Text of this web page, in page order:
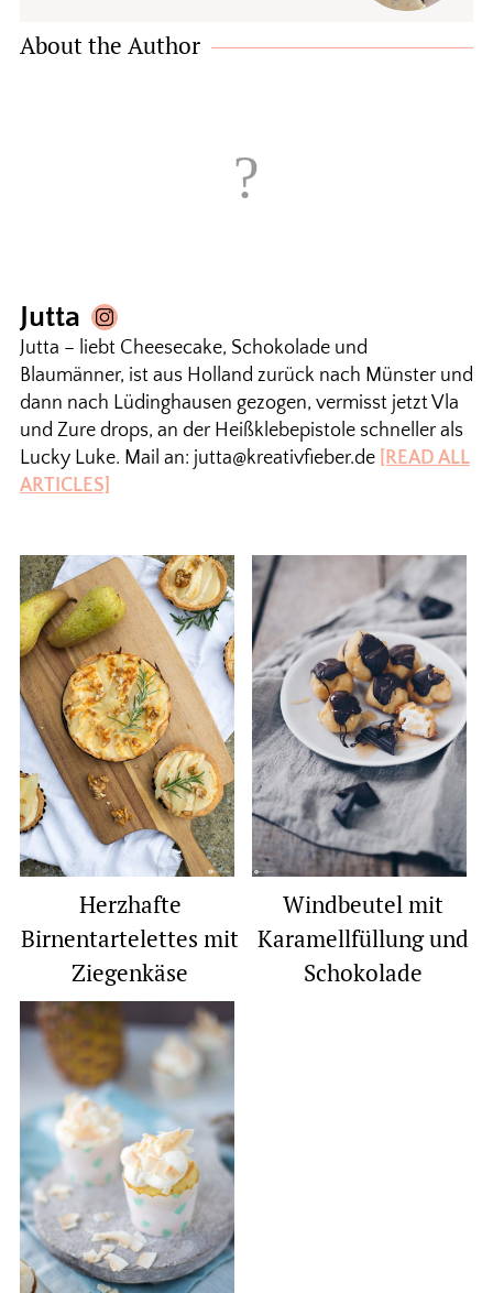
About the Author
Jutta
Jutta – liebt Cheesecake, Schokolade und
Blaumänner, ist aus Holland zurück nach Münster und
dann nach Lüdinghausen gezogen, vermisst jetzt Vla
und Zure drops, an der Heißklebepistole schneller als
Lucky Luke. Mail an: jutta@kreativfieber.de [READ ALL
ARTICLES]
Herzhafte
Birnentartelettes mit
Ziegenkäse
Windbeutel mit
Karamellfüllung und
Schokolade